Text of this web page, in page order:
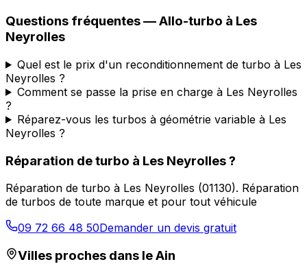
Questions fréquentes —Allo-turbo à Les
Neyrolles
Quel est le prix d'un reconditionnement de turbo à Les
Neyrolles ?
Comment se passe la prise en charge à Les Neyrolles
?
Réparez-vous les turbos à géométrie variable à Les
Neyrolles ?
Réparation de turbo à Les Neyrolles?
Réparation de turbo à Les Neyrolles (01130). Réparation
de turbos de toute marque et pour tout véhicule
09 72 66 48 50Demander un devis gratuit
Villes proches dans leAin